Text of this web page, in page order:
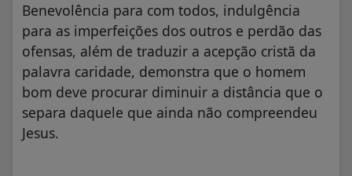
Benevolência para com todos, indulgência
para as imperfeições dos outros e perdão das
ofensas, além de traduzir a acepção cristã da
palavra caridade, demonstra que o homem
bom deve procurar diminuir a distância que o
separa daquele que ainda não compreendeu
Jesus.